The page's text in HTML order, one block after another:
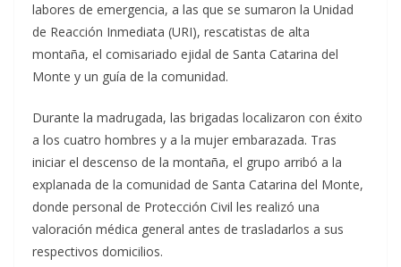
labores de emergencia, a las que se sumaron la Unidad
de Reacción Inmediata (URI), rescatistas de alta
montaña, el comisariado ejidal de Santa Catarina del
Monte y un guía de la comunidad.
Durante la madrugada, las brigadas localizaron con éxito
a los cuatro hombres y a la mujer embarazada. Tras
iniciar el descenso de la montaña, el grupo arribó a la
explanada de la comunidad de Santa Catarina del Monte,
donde personal de Protección Civil les realizó una
valoración médica general antes de trasladarlos a sus
respectivos domicilios.